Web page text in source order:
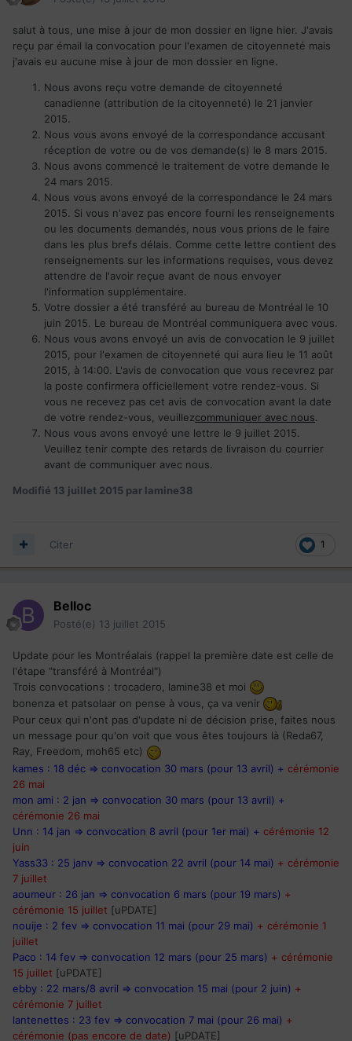
salut à tous, une mise à jour de mon dossier en ligne hier. J'avais
reçu par émail la convocation pour l'examen de citoyenneté mais
j'avais eu aucune mise à jour de mon dossier en ligne.
Nous avons reçu votre demande de citoyenneté
canadienne (attribution de la citoyenneté) le 21 janvier
2015.
Nous vous avons envoyé de la correspondance accusant
réception de votre ou de vos demande(s) le 8 mars 2015.
Nous avons commencé le traitement de votre demande le
24 mars 2015.
Nous vous avons envoyé de la correspondance le 24 mars
2015. Si vous n'avez pas encore fourni les renseignements
ou les documents demandés, nous vous prions de le faire
dans les plus brefs délais. Comme cette lettre contient des
renseignements sur les informations requises, vous devez
attendre de l'avoir reçue avant de nous envoyer
l'information supplémentaire.
Votre dossier a été transféré au bureau de Montréal le 10
juin 2015. Le bureau de Montréal communiquera avec vous.
Nous vous avons envoyé un avis de convocation le 9 juillet
2015, pour l'examen de citoyenneté qui aura lieu le 11 août
2015, à 14:00. L'avis de convocation que vous recevrez par
la poste confirmera officiellement votre rendez-vous. Si
vous ne recevez pas cet avis de convocation avant la date
de votre rendez-vous, veuillezcommuniquer avec nous.
Nous vous avons envoyé une lettre le 9 juillet 2015.
Veuillez tenir compte des retards de livraison du courrier
avant de communiquer avec nous.
Modifié 13 juillet 2015 par lamine38
1
Citer
Belloc
Posté(e) 13 juillet 2015
Update pour les Montréalais (rappel la première date est celle de
l'étape "transféré à Montréal")
Trois convocations : trocadero, lamine38 et moi
bonenza et patsolaar on pense à vous, ça va venir
Pour ceux qui n'ont pas d'update ni de décision prise, faites nous
un message pour qu'on voit que vous êtes toujours là (Reda67,
Ray, Freedom, moh65 etc)
kames : 18 déc => convocation 30 mars (pour 13 avril) + cérémonie
26 mai
mon ami : 2 jan => convocation 30 mars (pour 13 avril) +
cérémonie 26 mai
Unn : 14 jan => convocation 8 avril (pour 1er mai) + cérémonie 12
juin
Yass33 : 25 janv => convocation 22 avril (pour 14 mai) + cérémonie
7 juillet
aoumeur : 26 jan => convocation 6 mars (pour 19 mars) +
cérémonie 15 juillet [uPDATE]
nouije : 2 fev => convocation 11 mai (pour 29 mai) + cérémonie 1
juillet
Paco : 14 fev => convocation 12 mars (pour 25 mars) + cérémonie
15 juillet [uPDATE]
ebby : 22 mars/8 avril => convocation 15 mai (pour 2 juin) +
cérémonie 7 juillet
lantenettes : 23 fev => convocation 7 mai (pour 26 mai) +
cérémonie (pas encore de date) [uPDATE]